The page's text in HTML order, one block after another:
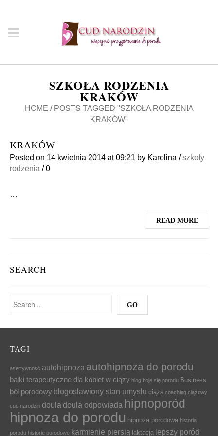
SZKOŁA RODZENIA
KRAKÓW
HOME / POSTS TAGGED "SZKOŁA RODZENIA
KRAKÓW"
KRAKÓW
Posted on 14 kwietnia 2014 at 09:21 by Karolina /szkoły
rodzenia /0
…
READ MORE
SEARCH
TAGI
asertywność autohipnoza autohipnoza do porodu
bajki terapeutyczne dla kobiet w ciąży blog boje się porodu Business
ból porodowy błogosławiony stan umysłu ciąża coaching ciążowy
cud narodzin doula doula odpowiada hipnoporód
hipnoza do porodu hipnoza porodowa historia
porodu historie porodowe karmienie piersią laktacja lepszy poród